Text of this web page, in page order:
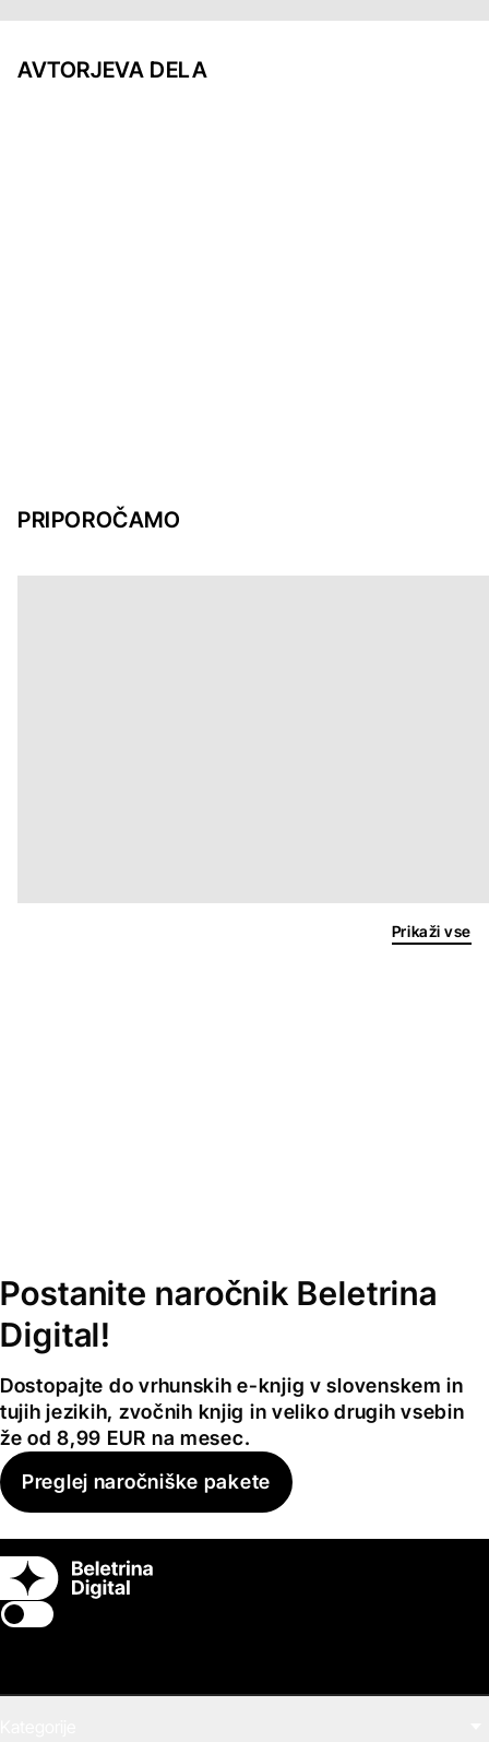
AVTORJEVA DELA
PRIPOROČAMO
Prikaži vse
Postanite naročnik Beletrina
Digital!
Dostopajte do vrhunskih e-knjig v slovenskem in
tujih jezikih, zvočnih knjig in veliko drugih vsebin
že od 8,99 EUR na mesec.
Preglej naročniške pakete
Switch theme